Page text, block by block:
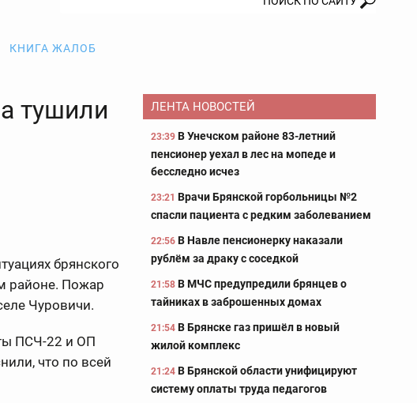
КНИГА ЖАЛОБ
тушили
брянского
районе. Пожар
Чуровичи.
ПСЧ-22 и ОП
что по всей
ЛЕНТА НОВОСТЕЙ
23:39 В Унечском районе 83-летний
пенсионер уехал в лес на мопеде и
бесследно исчез
23:21 Врачи Брянской горбольницы №2
спасли пациента с редким заболеванием
22:56 В Навле пенсионерку наказали
рублём за драку с соседкой
21:58 В МЧС предупредили брянцев о
тайниках в заброшенных домах
21:54 В Брянске газ пришёл в новый
жилой комплекс
21:24 В Брянской области унифицируют
систему оплаты труда педагогов